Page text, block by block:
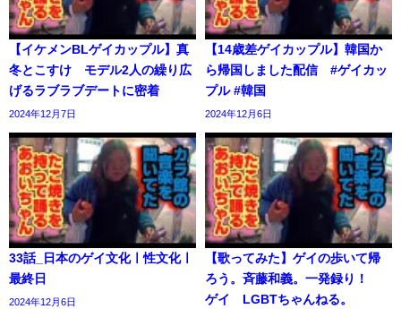
【イケメンBLゲイカップル】真
冬とこすけ モデル2人の繰り広
げるラブラブデートに密着
2024年12月7日
【14歳差ゲイカップル】韓国か
ら帰国しました配信 #ゲイカッ
プル #韓国
2024年12月6日
33話_日本のゲイ文化ㅣ性文化ㅣ
最終日
2024年12月6日
【歌ってみた】ゲイの歩いて帰
ろう。斉藤和義。一発録り！
ゲイ LGBTちゃんねる。